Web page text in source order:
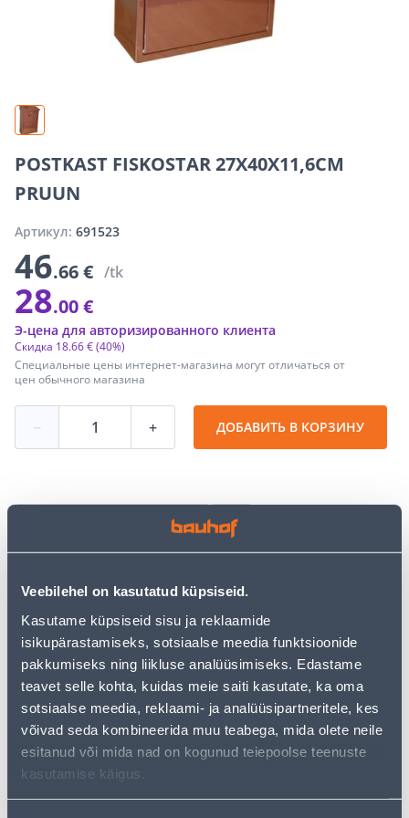
Veebilehel on kasutatud küpsiseid.
Kasutame küpsiseid sisu ja reklaamide
isikupärastamiseks, sotsiaalse meedia funktsioonide
pakkumiseks ning liikluse analüüsimiseks. Edastame
teavet selle kohta, kuidas meie saiti kasutate, ka oma
sotsiaalse meedia, reklaami- ja analüüsipartneritele, kes
võivad seda kombineerida muu teabega, mida olete neile
esitanud või mida nad on kogunud teiepoolse teenuste
kasutamise käigus.
POSTKAST FISKOSTAR 27X40X11,6CM
PRUUN
Артикул: 691523
46.66 € /tk
28.00 €
Специальные цены интернет-магазина могут отличаться от
цен обычного магазина
Скидка 18.66 €(40%)
Э-цена для авторизированного клиента
− + ДОБАВИТЬ В КОРЗИНУ
Посмотреть наличие
• Komplekti kuulub 2 võtit ja kinnitusvahendid.
• Mõõtmetega 27 x 40 x 11,6 cm.
• 14-päevane tagastusõigus.
Предполагаемая доставка 4,19 € от 2-5 tööpäeva
Посылочный автомат от 2,29 € с 2-5 tööpäeva
Забрать в магазине, с 10.08.2026